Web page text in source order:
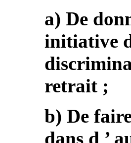
a) De
initiative
retrait ;
b) De
dans d ’